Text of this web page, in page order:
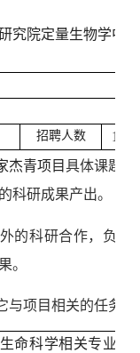
究院定量生物学中
招聘人数 1
杰青项目具体课题
科研成果产出。
的科研合作，负责
。
与项目相关的任务。
命科学相关专业的